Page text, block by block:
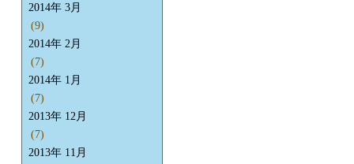
2014年 3月
(9)
2014年 2月
(7)
2014年 1月
(7)
2013年 12月
(7)
2013年 11月